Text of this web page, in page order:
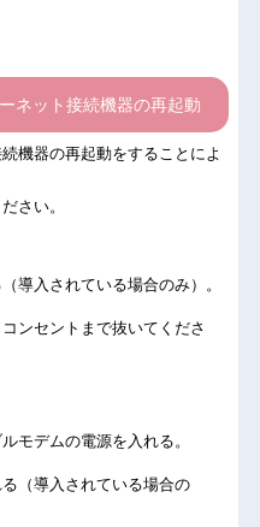
ネット接続機器の再起動
機器の再起動をすることによ
さい。
導入されている場合のみ）。
ンセントまで抜いてくださ
モデムの電源を入れる。
（導入されている場合の